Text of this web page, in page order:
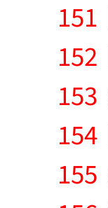
151
152
153
154
155